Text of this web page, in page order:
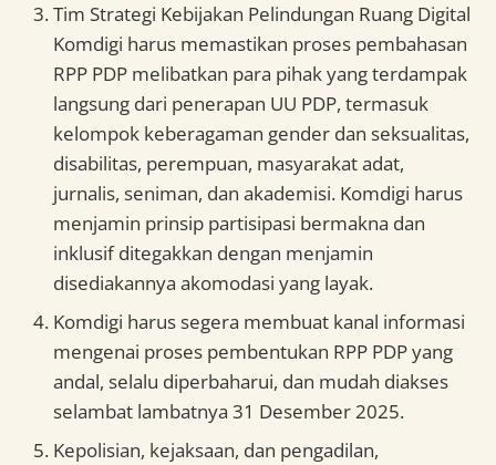
Tim Strategi Kebijakan Pelindungan Ruang Digital
Komdigi harus memastikan proses pembahasan
RPP PDP melibatkan para pihak yang terdampak
langsung dari penerapan UU PDP, termasuk
kelompok keberagaman gender dan seksualitas,
disabilitas, perempuan, masyarakat adat,
jurnalis, seniman, dan akademisi. Komdigi harus
menjamin prinsip partisipasi bermakna dan
inklusif ditegakkan dengan menjamin
disediakannya akomodasi yang layak.
Komdigi harus segera membuat kanal informasi
mengenai proses pembentukan RPP PDP yang
andal, selalu diperbaharui, dan mudah diakses
selambat lambatnya 31 Desember 2025.
Kepolisian, kejaksaan, dan pengadilan,